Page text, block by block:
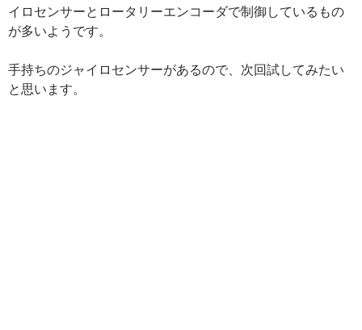
イロセンサーとロータリーエンコーダで制御しているもの
が多いようです。
手持ちのジャイロセンサーがあるので、次回試してみたい
と思います。